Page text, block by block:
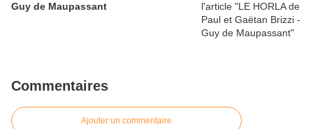
Guy de Maupassant
Commentaires
Ajouter un commentaire